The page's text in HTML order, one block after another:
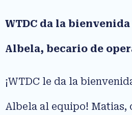
WTDC da la
Albela, becario de
¡WTDC le da la
Albela al equipo! Matias,